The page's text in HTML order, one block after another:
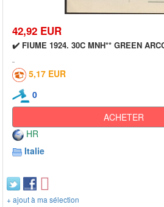
42,92 EUR
✔️ FIUME 1924. 30C MNH** GREEN
5,17 EUR
0
ACHETER
HR
Italie
+ ajout à ma sélection